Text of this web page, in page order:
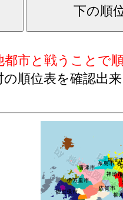
都市と戦うことで
順位表を確認出